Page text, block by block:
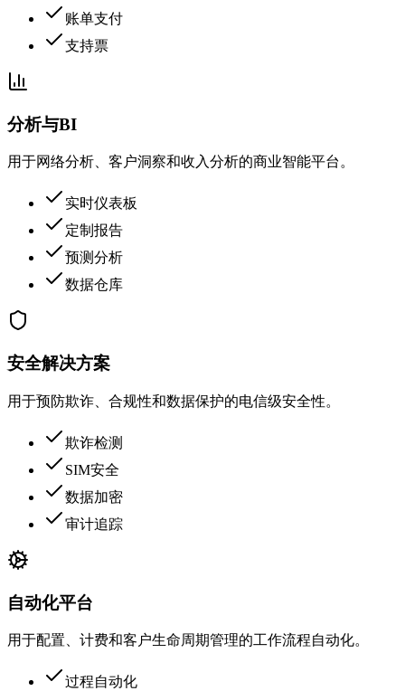
账单支付
支持票
分析与BI
用于网络分析、客户洞察和收入分析的商业智能平台。
实时仪表板
定制报告
预测分析
数据仓库
安全解决方案
用于预防欺诈、合规性和数据保护的电信级安全性。
欺诈检测
SIM安全
数据加密
审计追踪
自动化平台
用于配置、计费和客户生命周期管理的工作流程自动化。
过程自动化